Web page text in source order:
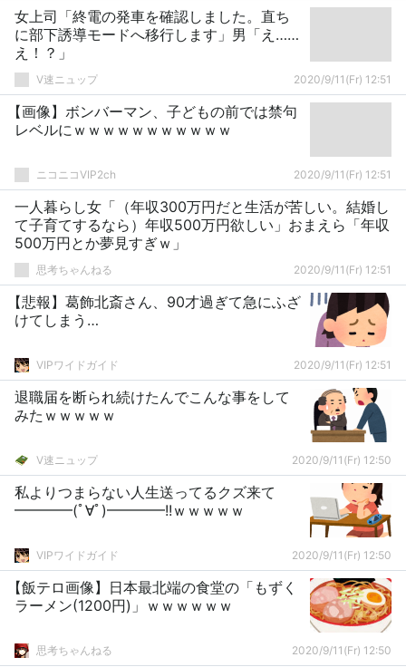
女上司「終電の発車を確認しました。直ち
に部下誘導モードへ移行します」男「え……
え！？」
V速ニュップ 2020/9/11(Fr) 12:51
【画像】ボンバーマン、子どもの前では禁句
レベルにｗｗｗｗｗｗｗｗｗｗｗ
ニコニコVIP2ch 2020/9/11(Fr) 12:51
一人暮らし女「（年収300万円だと生活が苦しい。結婚し
て子育てするなら）年収500万円欲しい」おまえら「年収
500万円とか夢見すぎｗ」
思考ちゃんねる 2020/9/11(Fr) 12:51
【悲報】葛飾北斎さん、90才過ぎて急にふざ
けてしまう…
VIPワイドガイド 2020/9/11(Fr) 12:51
退職届を断られ続けたんでこんな事をして
みたｗｗｗｗｗ
V速ニュップ 2020/9/11(Fr) 12:50
私よりつまらない人生送ってるクズ来て
━━━━(ﾟ∀ﾟ)━━━━!!ｗｗｗｗｗ
VIPワイドガイド 2020/9/11(Fr) 12:50
【飯テロ画像】日本最北端の食堂の「もずく
ラーメン(1200円)」ｗｗｗｗｗｗ
思考ちゃんねる 2020/9/11(Fr) 12:50